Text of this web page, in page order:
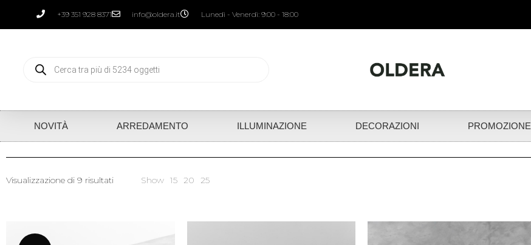
+39 351 928 8371 info@oldera.it Lunedì - Venerdì: 9:00 - 18:00
NOVITÀ ARREDAMENTO ILLUMINAZIONE DECORAZIONI PROMOZIONE
Visualizzazione di 9 risultati Show 15 20 25